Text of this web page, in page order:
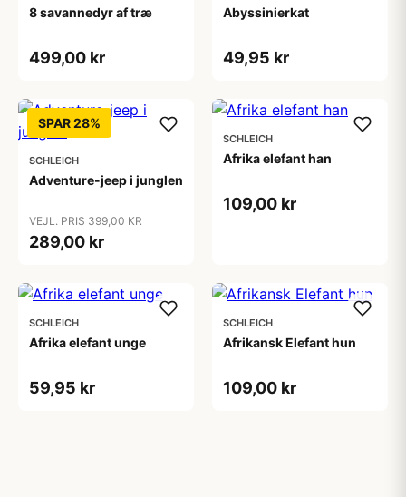
8 savannedyr af træ
499,00 kr
Abyssinierkat
49,95 kr
SPAR 28%
SCHLEICH
Adventure-jeep i junglen
VEJL. PRIS 399,00 KR
289,00 kr
SCHLEICH
Afrika elefant han
109,00 kr
SCHLEICH
Afrika elefant unge
59,95 kr
SCHLEICH
Afrikansk Elefant hun
109,00 kr